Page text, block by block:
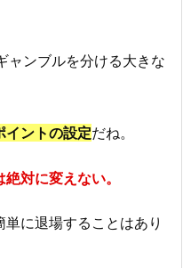
ャンブルを分ける大きな
イントの設定だね。
対に変えない。
に退場することはあり